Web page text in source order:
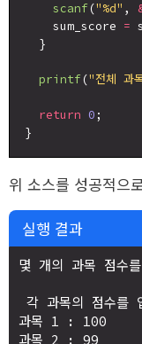
scanf ("%d" ,
    sum_score
=
  }
printf ("전체
return 0 ;
위 소스를 성공적으
실행 결과
몇 개의 과목 점수
과목 1 : 100
과목 2 : 99